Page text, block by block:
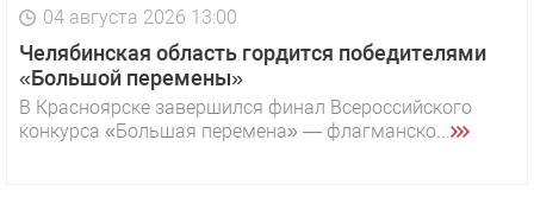
04 августа 2026 13:00
Челябинская область гордится победителями
«Большой перемены»
В Красноярске завершился финал Всероссийского
конкурса «Большая перемена» — флагманско...